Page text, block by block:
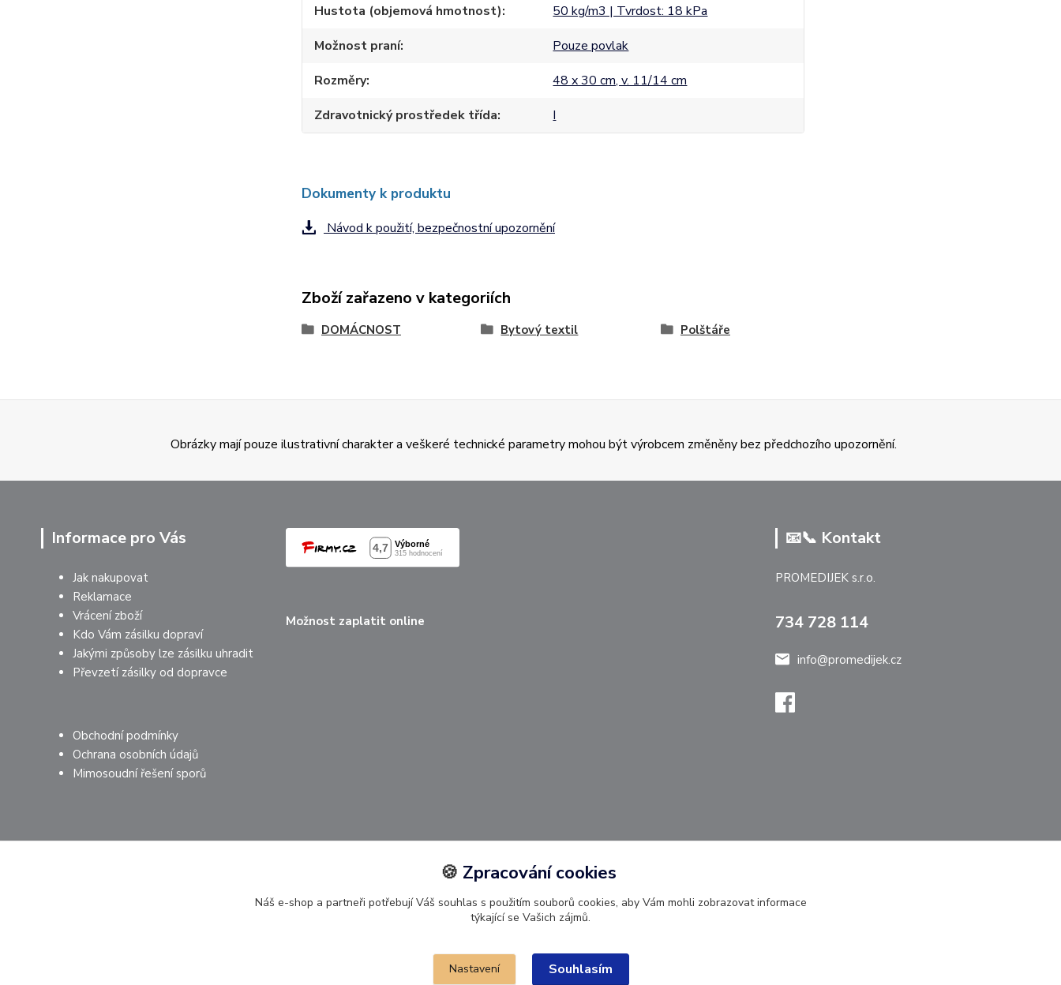
Hustota (objemová hmotnost)
50 kg/m3 | Tvrdost: 18 kPa
Možnost praní
Pouze povlak
Rozměry
48 x 30 cm, v. 11/14 cm
Zdravotnický prostředek třída
I
Dokumenty k produktu
Návod k použití, bezpečnostní upozornění
Zboží zařazeno v kategoriích
DOMÁCNOST Bytový textil Polštáře
Obrázky mají pouze ilustrativní charakter a veškeré technické parametry mohou být výrobcem změněny bez předchozího upozornění.
Informace pro Vás
Jak nakupovat
Reklamace
Vrácení zboží
Kdo Vám zásilku dopraví
Jakými způsoby lze zásilku uhradit
Převzetí zásilky od dopravce
Obchodní podmínky
Ochrana osobních údajů
Mimosoudní řešení sporů
Možnost zaplatit online
📧📞 Kontakt
PROMEDIJEK s.r.o.
734 728 114
info@promedijek.cz
Upravit sběr cookies 🍪.
🍪 Zpracování cookies
Náš e-shop a partneři potřebují Váš souhlas s použitím souborů cookies, aby Vám mohli zobrazovat informace
týkající se Vašich zájmů.
Nastavení Souhlasím